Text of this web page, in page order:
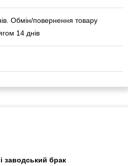
Обмін/повернення товару
14 днів
заводський брак